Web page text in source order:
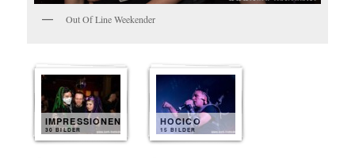
Out Of Line Weekender
IMPRESSIONEN
30 BILDER
HOCICO
15 BILDER